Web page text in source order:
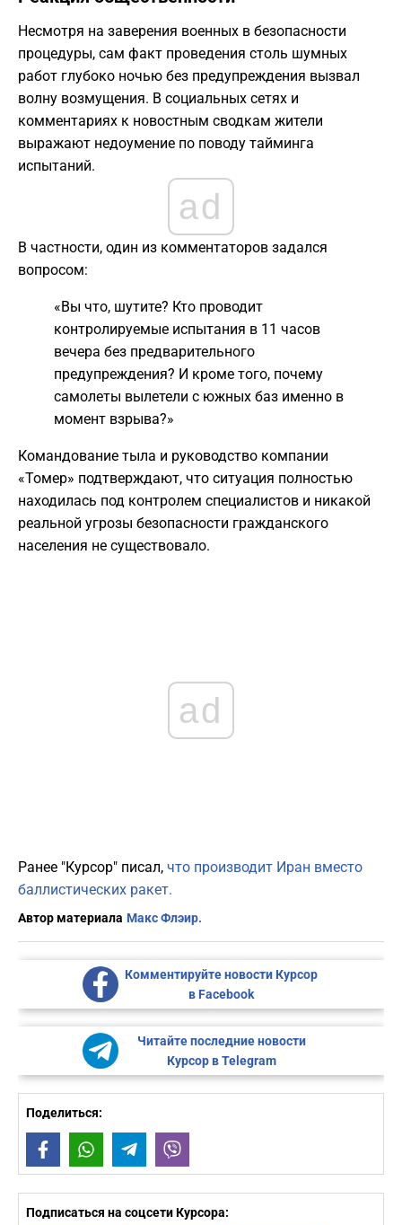
​Несмотря на заверения военных в безопасности
процедуры, сам факт проведения столь шумных
работ глубоко ночью без предупреждения вызвал
волну возмущения. В социальных сетях и
комментариях к новостным сводкам жители
выражают недоумение по поводу тайминга
испытаний.
ad
​В частности, один из комментаторов задался
вопросом:
​«Вы что, шутите? Кто проводит
контролируемые испытания в 11 часов
вечера без предварительного
предупреждения? И кроме того, почему
самолеты вылетели с южных баз именно в
момент взрыва?»
​Командование тыла и руководство компании
«Томер» подтверждают, что ситуация полностью
находилась под контролем специалистов и никакой
реальной угрозы безопасности гражданского
населения не существовало.
ad
Ранее "Курсор" писал, что производит Иран вместо
баллистических ракет.
Автор материала Макс Флэир.
Комментируйте новости Курсор
в Facebook
Читайте последние новости
Курсор в Telegram
Поделиться:
FacebookWhatsAppTelegram
Подписаться на соцсети Курсора: